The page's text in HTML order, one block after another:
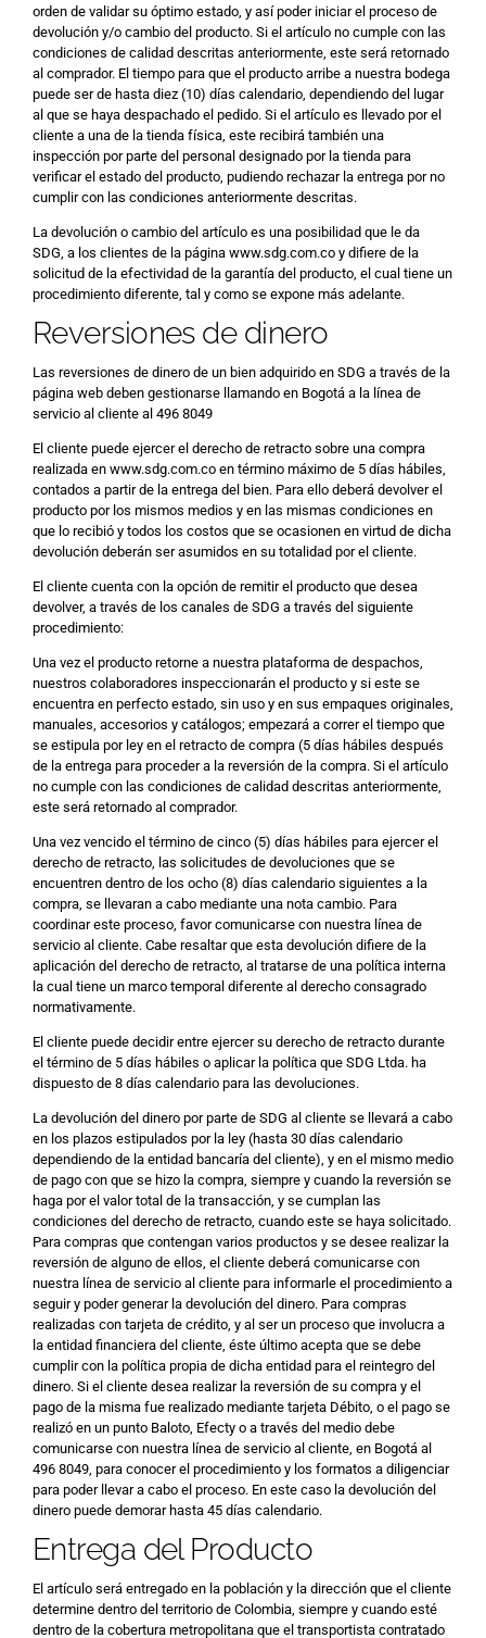
orden de validar su óptimo estado, y así poder iniciar el proceso de
devolución y/o cambio del producto. Si el artículo no cumple con las
condiciones de calidad descritas anteriormente, este será retornado
al comprador. El tiempo para que el producto arribe a nuestra bodega
puede ser de hasta diez (10) días calendario, dependiendo del lugar
al que se haya despachado el pedido. Si el artículo es llevado por el
cliente a una de la tienda física, este recibirá también una
inspección por parte del personal designado por la tienda para
verificar el estado del producto, pudiendo rechazar la entrega por no
cumplir con las condiciones anteriormente descritas.
La devolución o cambio del artículo es una posibilidad que le da
SDG, a los clientes de la página www.sdg.com.co y difiere de la
solicitud de la efectividad de la garantía del producto, el cual tiene un
procedimiento diferente, tal y como se expone más adelante.
Reversiones de dinero
Las reversiones de dinero de un bien adquirido en SDG a través de la
página web deben gestionarse llamando en Bogotá a la línea de
servicio al cliente al 496 8049
El cliente puede ejercer el derecho de retracto sobre una compra
realizada en www.sdg.com.co en término máximo de 5 días hábiles,
contados a partir de la entrega del bien. Para ello deberá devolver el
producto por los mismos medios y en las mismas condiciones en
que lo recibió y todos los costos que se ocasionen en virtud de dicha
devolución deberán ser asumidos en su totalidad por el cliente.
El cliente cuenta con la opción de remitir el producto que desea
devolver, a través de los canales de SDG a través del siguiente
procedimiento:
Una vez el producto retorne a nuestra plataforma de despachos,
nuestros colaboradores inspeccionarán el producto y si este se
encuentra en perfecto estado, sin uso y en sus empaques originales,
manuales, accesorios y catálogos; empezará a correr el tiempo que
se estipula por ley en el retracto de compra (5 días hábiles después
de la entrega para proceder a la reversión de la compra. Si el artículo
no cumple con las condiciones de calidad descritas anteriormente,
este será retornado al comprador.
Una vez vencido el término de cinco (5) días hábiles para ejercer el
derecho de retracto, las solicitudes de devoluciones que se
encuentren dentro de los ocho (8) días calendario siguientes a la
compra, se llevaran a cabo mediante una nota cambio. Para
coordinar este proceso, favor comunicarse con nuestra línea de
servicio al cliente. Cabe resaltar que esta devolución difiere de la
aplicación del derecho de retracto, al tratarse de una política interna
la cual tiene un marco temporal diferente al derecho consagrado
normativamente.
El cliente puede decidir entre ejercer su derecho de retracto durante
el término de 5 días hábiles o aplicar la política que SDG Ltda. ha
dispuesto de 8 días calendario para las devoluciones.
La devolución del dinero por parte de SDG al cliente se llevará a cabo
en los plazos estipulados por la ley (hasta 30 días calendario
dependiendo de la entidad bancaría del cliente), y en el mismo medio
de pago con que se hizo la compra, siempre y cuando la reversión se
haga por el valor total de la transacción, y se cumplan las
condiciones del derecho de retracto, cuando este se haya solicitado.
Para compras que contengan varios productos y se desee realizar la
reversión de alguno de ellos, el cliente deberá comunicarse con
nuestra línea de servicio al cliente para informarle el procedimiento a
seguir y poder generar la devolución del dinero. Para compras
realizadas con tarjeta de crédito, y al ser un proceso que involucra a
la entidad financiera del cliente, éste último acepta que se debe
cumplir con la política propia de dicha entidad para el reintegro del
dinero. Si el cliente desea realizar la reversión de su compra y el
pago de la misma fue realizado mediante tarjeta Débito, o el pago se
realizó en un punto Baloto, Efecty o a través del medio debe
comunicarse con nuestra línea de servicio al cliente, en Bogotá al
496 8049, para conocer el procedimiento y los formatos a diligenciar
para poder llevar a cabo el proceso. En este caso la devolución del
dinero puede demorar hasta 45 días calendario.
Entrega del Producto
El artículo será entregado en la población y la dirección que el cliente
determine dentro del territorio de Colombia, siempre y cuando esté
dentro de la cobertura metropolitana que el transportista contratado